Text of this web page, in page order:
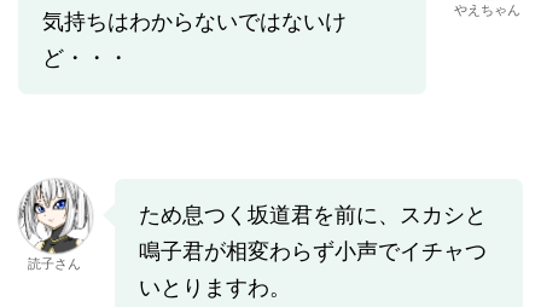
気持ちはわからないではないけ
ど・・・
やえちゃん
読子さん
ため息つく坂道君を前に、スカシと
鳴子君が相変わらず小声でイチャつ
いとりますわ。